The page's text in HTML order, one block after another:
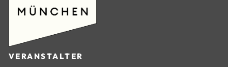
VERANSTALTER